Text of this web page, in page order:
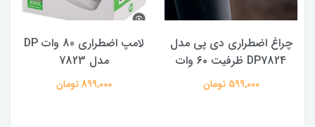
لامپ اضطراری 80 وات DP
مدل 7823
899,000 تومان
چراغ قوه پیشانی بند یا
هدلایت سنسوردار شارژی مدل
HX 815 S